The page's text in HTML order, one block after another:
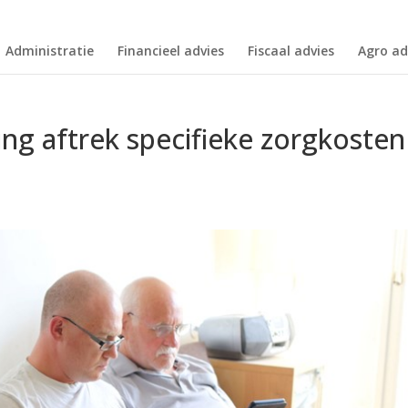
Administratie Financieel advies Fiscaal advies Agro
aftrek specifieke zorgkosten